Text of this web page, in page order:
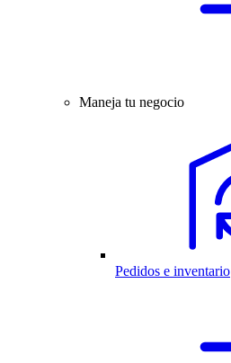
Maneja tu negocio
Pedidos e inventario